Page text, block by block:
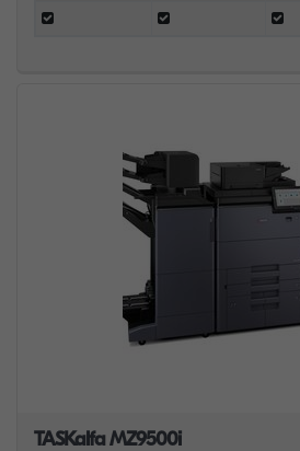
TASKalfa MZ9500i